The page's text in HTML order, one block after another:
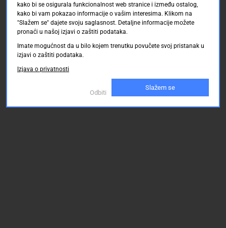
kako bi se osigurala funkcionalnost web stranice i između ostalog,
kako bi vam pokazao informacije o vašim interesima. Klikom na
"Slažem se" dajete svoju saglasnost. Detaljne informacije možete
pronaći u našoj izjavi o zaštiti podataka.
Imate mogućnost da u bilo kojem trenutku povučete svoj pristanak u
izjavi o zaštiti podataka.
Izjava o privatnosti
Odbiti
Slažem se